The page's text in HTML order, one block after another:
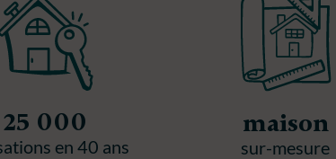
25 000
en 40 ans
maison
sur-mesure